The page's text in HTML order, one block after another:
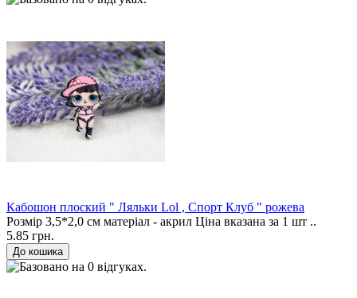
Кабошон плоский " Ляльки Lol , Спорт Клуб " рожева
Розмір 3,5*2,0 см матеріал - акрил Ціна вказана за 1 шт ..
5.85 грн.